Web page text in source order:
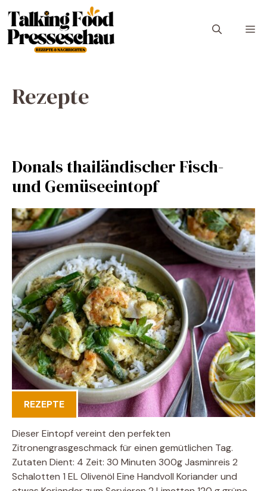
Inhalt
springen
Rezepte
Donals thailändischer Fisch-
und Gemüseeintopf
REZEPTE
Dieser Eintopf vereint den perfekten
Zitronengrasgeschmack für einen gemütlichen Tag.
Zutaten Dient: 4 Zeit: 30 Minuten 300g Jasminreis 2
Schalotten 1 EL Olivenöl Eine Handvoll Koriander und